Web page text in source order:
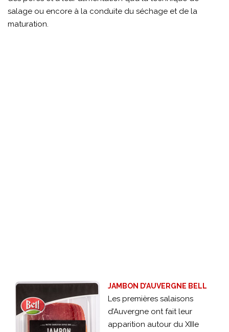
salage ou encore à la conduite du séchage et de la
maturation.
JAMBON D’AUVERGNE BELL
Les premières salaisons
d’Auvergne ont fait leur
apparition autour du XIIIe